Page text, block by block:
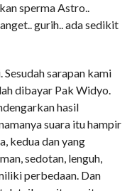
sperma Astro..
gurih.. ada sedikit
sarapan kami
dibayar Pak Widyo.
hasil
suara itu hampir
kedua dan yang
sedotan, lenguh,
perbedaan. Dan